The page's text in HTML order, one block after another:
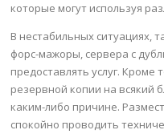
которые могут используя
В нестабильных ситуациях,
форс-мажоры, сервера с
предоставлять услуг. Кроме
резервной копии на всякий
каким-либо причине.
спокойно проводить